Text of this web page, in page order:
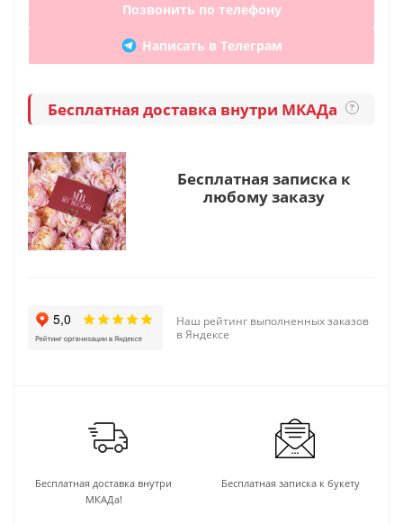
Позвонить по телефону
Написать в Телеграм
Бесплатная доставка внутри МКАДа ?
Бесплатная записка к
любому заказу
Наш рейтинг выполненных заказов
в Яндексе
Бесплатная доставка внутри
МКАДа!
Бесплатная записка к букету